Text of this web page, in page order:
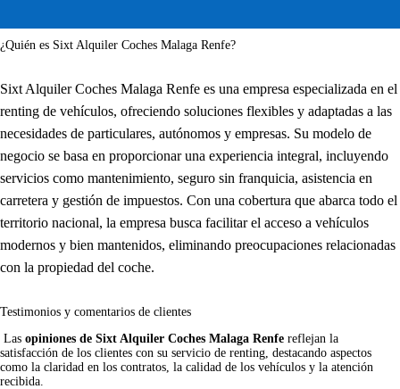
¿Quién es Sixt Alquiler Coches Malaga Renfe?
Sixt Alquiler Coches Malaga Renfe es una empresa especializada en el
renting de vehículos, ofreciendo soluciones flexibles y adaptadas a las
necesidades de particulares, autónomos y empresas. Su modelo de
negocio se basa en proporcionar una experiencia integral, incluyendo
servicios como mantenimiento, seguro sin franquicia, asistencia en
carretera y gestión de impuestos. Con una cobertura que abarca todo el
territorio nacional, la empresa busca facilitar el acceso a vehículos
modernos y bien mantenidos, eliminando preocupaciones relacionadas
con la propiedad del coche.
Testimonios y comentarios de clientes
Las opiniones de Sixt Alquiler Coches Malaga Renfe reflejan la
satisfacción de los clientes con su servicio de renting, destacando aspectos
como la claridad en los contratos, la calidad de los vehículos y la atención
recibida.